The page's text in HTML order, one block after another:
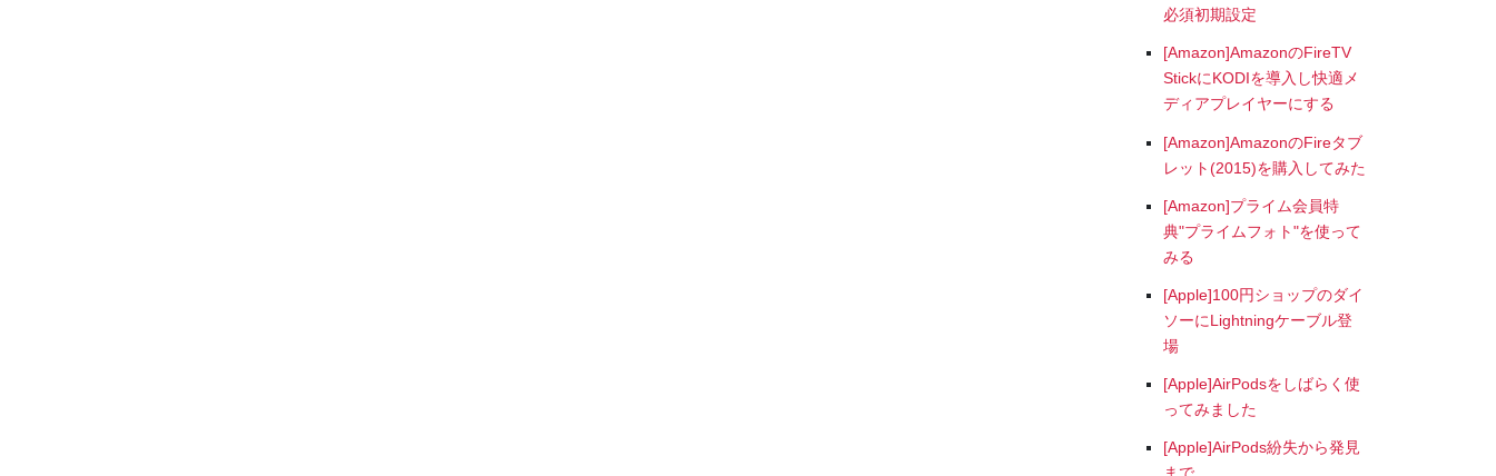
必須初期設定
[Amazon]AmazonのFireTV
StickにKODIを導入し快適メ
ディアプレイヤーにする
[Amazon]AmazonのFireタブ
レット(2015)を購入してみた
[Amazon]プライム会員特
典"プライムフォト"を使って
みる
[Apple]100円ショップのダイ
ソーにLightningケーブル登
場
[Apple]AirPodsをしばらく使
ってみました
[Apple]AirPods紛失から発見